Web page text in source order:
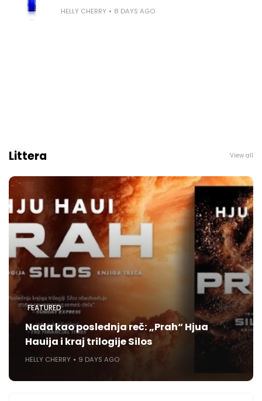
HELLY CHERRY 8 DAYS AGO
Littera View all
FEATURED
Nada kao poslednja reč: „Prah“ Hjua
Hauija i kraj trilogije Silos
HELLY CHERRY 9 DAYS AGO